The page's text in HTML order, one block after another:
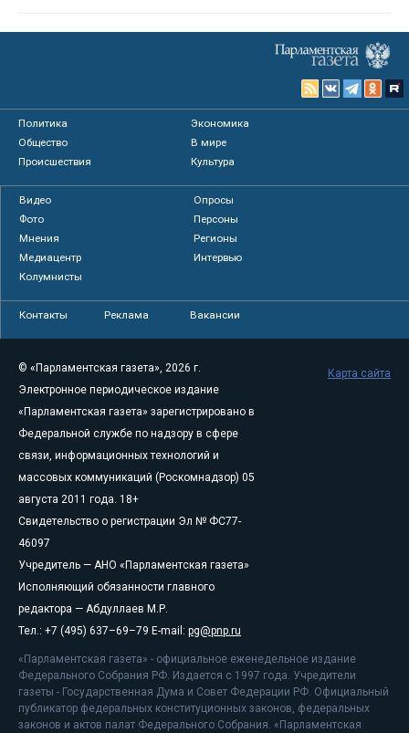
Политика
Экономика
Общество
В мире
Происшествия
Культура
Видео
Опросы
Фото
Персоны
Мнения
Регионы
Медиацентр
Интервью
Колумнисты
Контакты Реклама Вакансии
© «Парламентская газета», 2026 г.
Электронное периодическое издание
«Парламентская газета» зарегистрировано в
Федеральной службе по надзору в сфере
связи, информационных технологий и
массовых коммуникаций (Роскомнадзор) 05
августа 2011 года. 18+
Свидетельство о регистрации Эл № ФС77-
46097
Учредитель — АНО «Парламентская газета»
Исполняющий обязанности главного
редактора — Абдуллаев М.Р.
Тел.: +7 (495) 637–69–79 E-mail: pg@pnp.ru
«Парламентская газета» - официальное еженедельное издание
Федерального Собрания РФ. Издается с 1997 года. Учредители
газеты - Государственная Дума и Совет Федерации РФ. Официальный
публикатор федеральных конституционных законов, федеральных
законов и актов палат Федерального Собрания. «Парламентская
Карта сайта